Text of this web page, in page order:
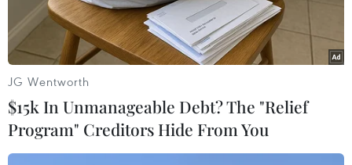
JG Wentworth
$15k In Unmanageable Debt? The "Relief
Program" Creditors Hide From You